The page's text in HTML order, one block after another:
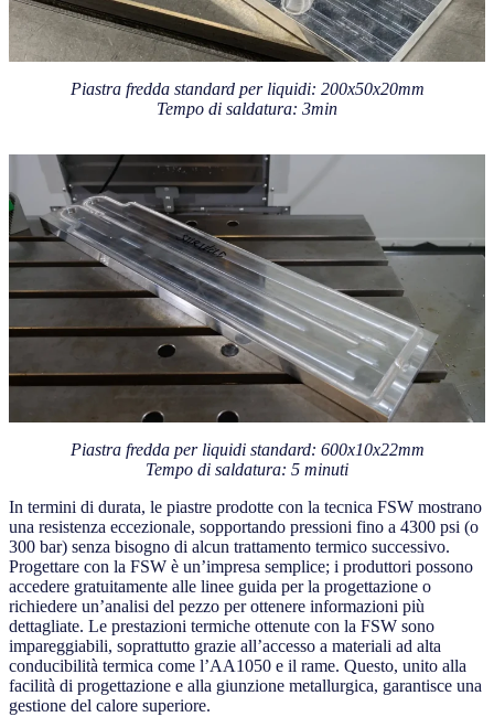
Piastra fredda standard per liquidi: 200x50x20mm
Tempo di saldatura: 3min
Piastra fredda per liquidi standard: 600x10x22mm
Tempo di saldatura: 5 minuti
In termini di durata, le piastre prodotte con la tecnica FSW mostrano
una resistenza eccezionale, sopportando pressioni fino a 4300 psi (o
300 bar) senza bisogno di alcun trattamento termico successivo.
Progettare con la FSW è un’impresa semplice; i produttori possono
accedere gratuitamente alle linee guida per la progettazione o
richiedere un’analisi del pezzo per ottenere informazioni più
dettagliate. Le prestazioni termiche ottenute con la FSW sono
impareggiabili, soprattutto grazie all’accesso a materiali ad alta
conducibilità termica come l’AA1050 e il rame. Questo, unito alla
facilità di progettazione e alla giunzione metallurgica, garantisce una
gestione del calore superiore.